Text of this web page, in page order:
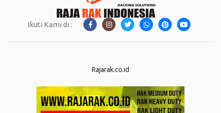
Ikuti Kami di :
Rajarak.co.id